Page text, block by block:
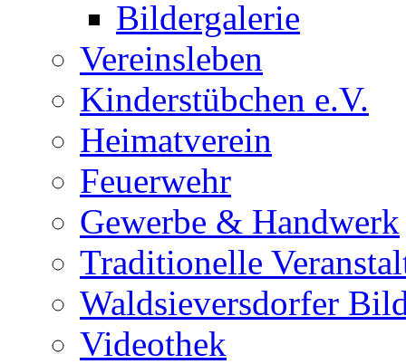
Bildergalerie
Vereinsleben
Kinderstübchen e.V.
Heimatverein
Feuerwehr
Gewerbe & Handwerk
Traditionelle
Waldsieversdorfer
Videothek